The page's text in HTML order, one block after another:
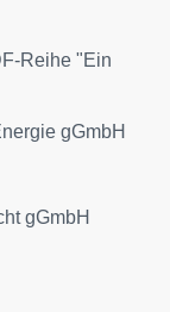
Reihe "Ein
gGmbH
gGmbH